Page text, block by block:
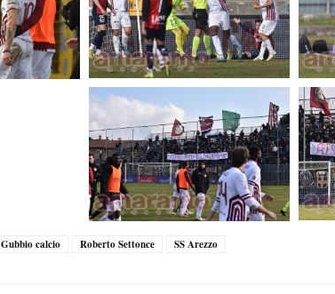
Gubbio calcio Roberto Settonce SS Arezzo